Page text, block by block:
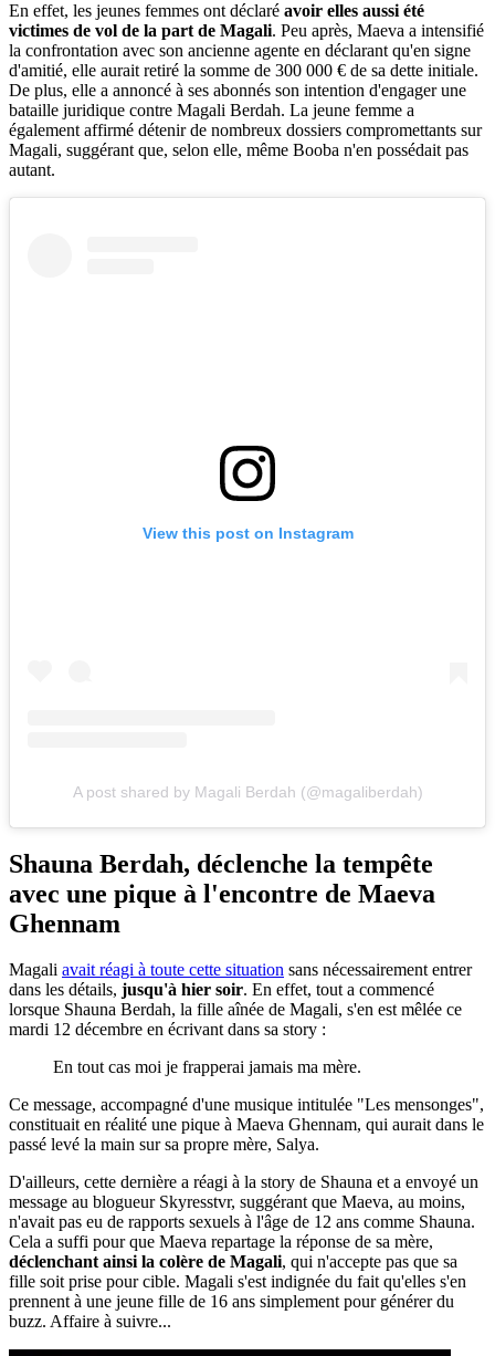
En effet, les jeunes femmes ont déclaré avoir elles aussi été
victimes de vol de la part de Magali. Peu après, Maeva a intensifié
la confrontation avec son ancienne agente en déclarant qu'en signe
d'amitié, elle aurait retiré la somme de 300 000 € de sa dette initiale.
De plus, elle a annoncé à ses abonnés son intention d'engager une
bataille juridique contre Magali Berdah. La jeune femme a
également affirmé détenir de nombreux dossiers compromettants sur
Magali, suggérant que, selon elle, même Booba n'en possédait pas
autant.
View this post on Instagram
A post shared by Magali Berdah (@magaliberdah)
Shauna Berdah, déclenche la tempête
avec une pique à l'encontre de Maeva
Ghennam
Magali avait réagi à toute cette situation sans nécessairement entrer
dans les détails, jusqu'à hier soir. En effet, tout a commencé
lorsque Shauna Berdah, la fille aînée de Magali, s'en est mêlée ce
mardi 12 décembre en écrivant dans sa story :
En tout cas moi je frapperai jamais ma mère.
Ce message, accompagné d'une musique intitulée "Les mensonges",
constituait en réalité une pique à Maeva Ghennam, qui aurait dans le
passé levé la main sur sa propre mère, Salya.
D'ailleurs, cette dernière a réagi à la story de Shauna et a envoyé un
message au blogueur Skyresstvr, suggérant que Maeva, au moins,
n'avait pas eu de rapports sexuels à l'âge de 12 ans comme Shauna.
Cela a suffi pour que Maeva repartage la réponse de sa mère,
déclenchant ainsi la colère de Magali, qui n'accepte pas que sa
fille soit prise pour cible. Magali s'est indignée du fait qu'elles s'en
prennent à une jeune fille de 16 ans simplement pour générer du
buzz. Affaire à suivre...